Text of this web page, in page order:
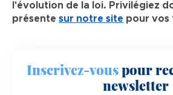
l'évolution de la loi. Privilégiez
présente sur notre site pour vos
Inscrivez-vouspour
newsletter